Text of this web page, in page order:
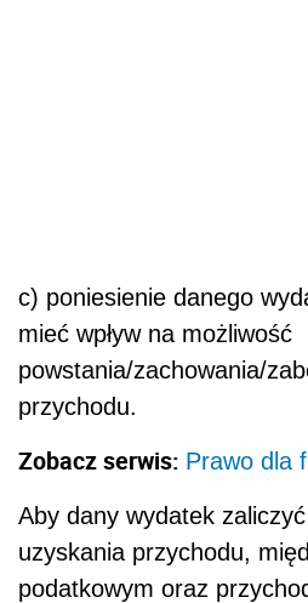
c) poniesienie danego
mieć wpływ na możliwość
powstania/zachowania/
przychodu.
Zobacz serwis: Prawo dla
Aby dany wydatek
uzyskania przychodu,
podatkowym oraz